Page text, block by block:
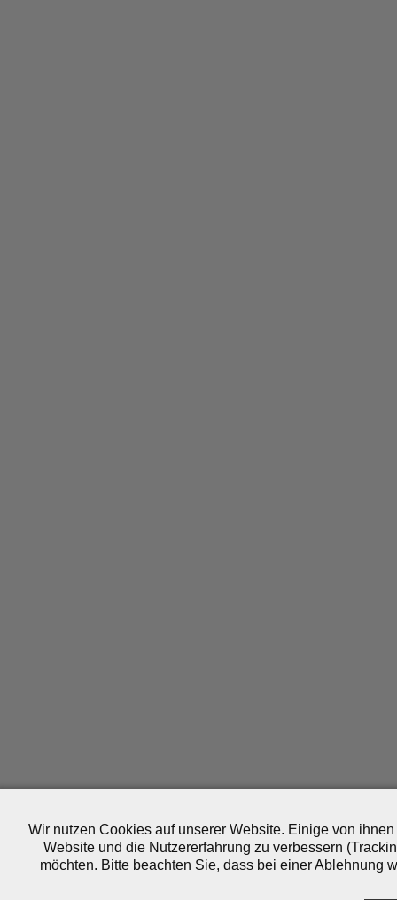
Wir nutzen Cookies auf unserer Website. Einige von
Website und die Nutzererfahrung zu verbessern
möchten. Bitte beachten Sie, dass bei einer Ablehnung